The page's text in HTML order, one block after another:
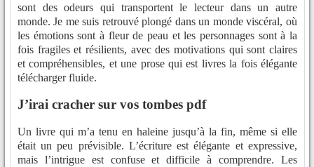
sont des odeurs qui transportent le lecteur dans un autre
monde. Je me suis retrouvé plongé dans un monde viscéral, où
les émotions sont à fleur de peau et les personnages sont à la
fois fragiles et résilients, avec des motivations qui sont claires
et compréhensibles, et une prose qui est livres la fois élégante
télécharger fluide.
J’irai cracher sur vos tombes pdf
Un livre qui m’a tenu en haleine jusqu’à la fin, même si elle
était un peu prévisible. L’écriture est élégante et expressive,
mais l’intrigue est confuse et difficile à comprendre. Les